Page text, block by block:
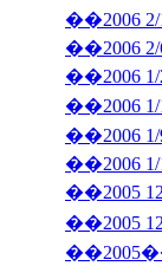
��2006
��2006
��2005